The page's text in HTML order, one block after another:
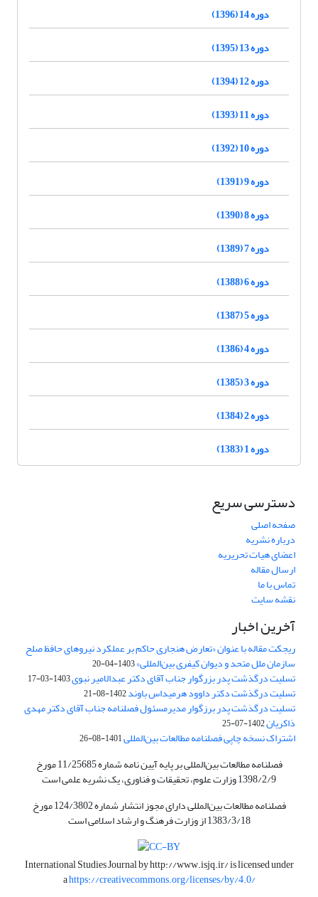
دوره 14 (1396)
دوره 13 (1395)
دوره 12 (1394)
دوره 11 (1393)
دوره 10 (1392)
دوره 9 (1391)
دوره 8 (1390)
دوره 7 (1389)
دوره 6 (1388)
دوره 5 (1387)
دوره 4 (1386)
دوره 3 (1385)
دوره 2 (1384)
دوره 1 (1383)
دسترسی سریع
صفحه اصلی
درباره نشریه
اعضای هیات تحریریه
ارسال مقاله
تماس با ما
نقشه سایت
آخرین اخبار
ریجکت مقاله با عنوان «تعارض هنجاری حاکم بر عملکرد نیروهای حافظ صلح
سازمان ملل متحد و دیوان کیفری بین‌المللی»1403-04-20
تسلیت درگذشت پدر بزرگوار جناب آقای دکتر عبدالامیر نبوی1403-03-17
تسلیت درگذشت دکتر داوود هرمیداس باوند1402-08-21
تسلیت درگذشت پدر برزگوار مدیرمسئول فصلنامه جناب آقای دکتر مهدی
ذاکریان1402-07-25
اشتراک نسخه چاپی فصلنامه مطالعات بین‌المللی1401-08-26
فصلنامه مطالعات بین‌المللی بر پایه آیین نامه شماره 11/25685 مورخ
1398/2/9 وزارت علوم، تحقیقات و فناوری، یک نشریه علمی است
فصلنامه مطالعات بین‌المللی دارای مجوز انتشار شماره 124/3802 مورخ
1383/3/18 از وزارت فرهنگ و ارشاد اسلامی است
International Studies Journal byhttp://www.isjq.ir/is licensed under
ahttps://creativecommons.org/licenses/by/4.0/